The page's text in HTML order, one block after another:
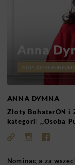
ANNA DYMNA
Złoty BohaterON i
kategorii ,,Osoba
Nominacja za